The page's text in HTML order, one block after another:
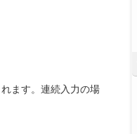
ます。連続入力の場